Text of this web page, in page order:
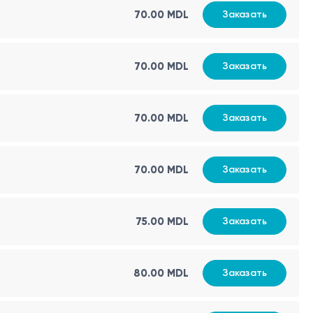
одного или нескольких показателей само по
70.00 MDL Заказать
70.00 MDL Заказать
70.00 MDL Заказать
70.00 MDL Заказать
75.00 MDL Заказать
80.00 MDL Заказать